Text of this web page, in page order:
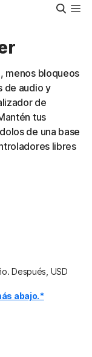
menos bloqueos
de audio y
de
tus
de una base
libres
Después, USD
abajo.*